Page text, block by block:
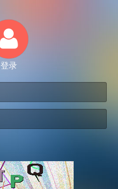
登录